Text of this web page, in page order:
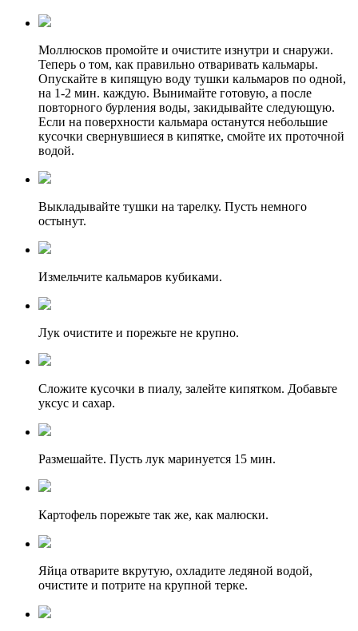
Моллюсков промойте и очистите изнутри и снаружи.
Теперь о том, как правильно отваривать кальмары.
Опускайте в кипящую воду тушки кальмаров по одной,
на 1-2 мин. каждую. Вынимайте готовую, а после
повторного бурления воды, закидывайте следующую.
Если на поверхности кальмара останутся небольшие
кусочки свернувшиеся в кипятке, смойте их проточной
водой.
Выкладывайте тушки на тарелку. Пусть немного
остынут.
Измельчите кальмаров кубиками.
Лук очистите и порежьте не крупно.
Сложите кусочки в пиалу, залейте кипятком. Добавьте
уксус и сахар.
Размешайте. Пусть лук маринуется 15 мин.
Картофель порежьте так же, как малюски.
Яйца отварите вкрутую, охладите ледяной водой,
очистите и потрите на крупной терке.